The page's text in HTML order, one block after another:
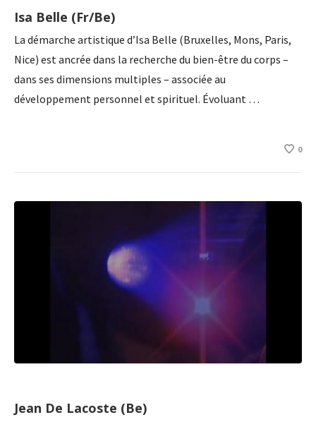
Isa Belle (Fr/Be)
La démarche artistique d’Isa Belle (Bruxelles, Mons, Paris,
Nice) est ancrée dans la recherche du bien-être du corps –
dans ses dimensions multiples – associée au
développement personnel et spirituel. Évoluant …
0
Jean De Lacoste (Be)